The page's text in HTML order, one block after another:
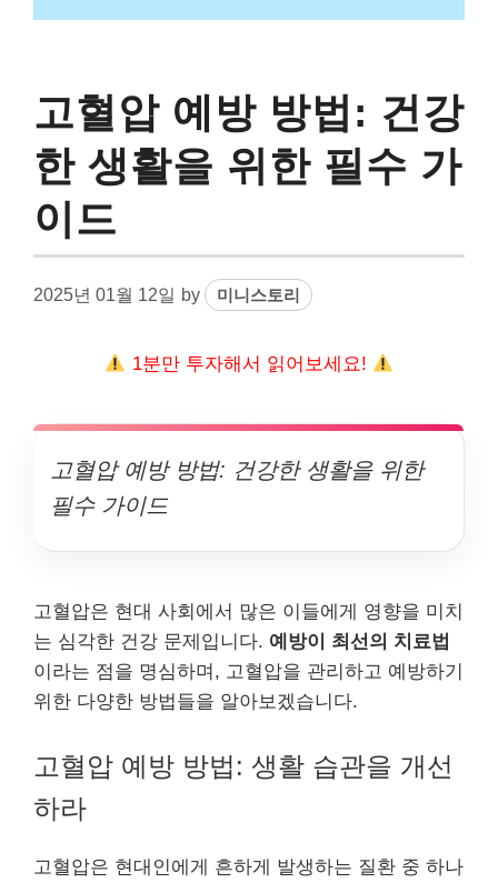
고혈압 예방 방법: 건강
한 생활을 위한 필수 가
이드
2025년 01월 12일 by 미니스토리
1분만 투자해서 읽어보세요!
고혈압 예방 방법: 건강한 생활을 위한
필수 가이드
고혈압은 현대 사회에서 많은 이들에게 영향을 미치
는 심각한 건강 문제입니다. 예방이 최선의 치료법
이라는 점을 명심하며, 고혈압을 관리하고 예방하기
위한 다양한 방법들을 알아보겠습니다.
고혈압 예방 방법: 생활 습관을 개선
하라
고혈압은 현대인에게 흔하게 발생하는 질환 중 하나